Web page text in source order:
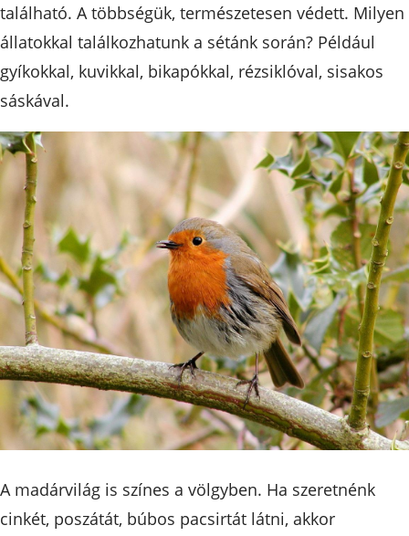
található. A többségük, természetesen védett. Milyen
állatokkal találkozhatunk a sétánk során? Például
gyíkokkal, kuvikkal, bikapókkal, rézsiklóval, sisakos
sáskával.
A madárvilág is színes a völgyben. Ha szeretnénk
cinkét, poszátát, búbos pacsirtát látni, akkor